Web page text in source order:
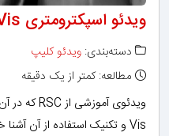
ویدئو اسپکترومتری UV-Vis
دسته‌بندی: ویدئو کلیپ
مطالعه: کمتر از یک دقیقه
Vis و تکنیک استفاده از آن آشنا خواهید شد.